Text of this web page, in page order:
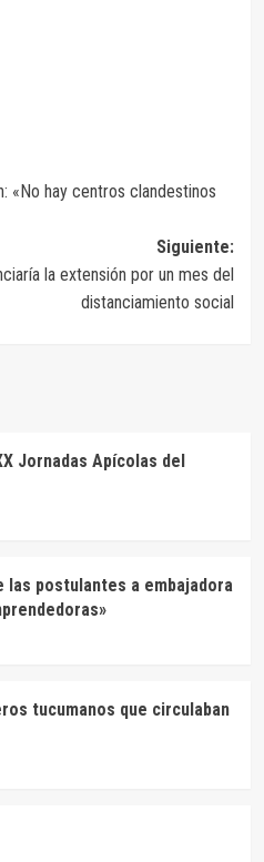
«No hay centros clandestinos
Siguiente:
la extensión por un mes del
distanciamiento social
Jornadas Apícolas del
las postulantes a embajadora
tucumanos que circulaban